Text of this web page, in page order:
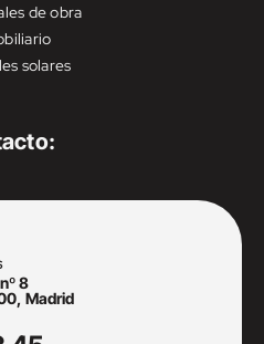
de obra
solares
8
Madrid